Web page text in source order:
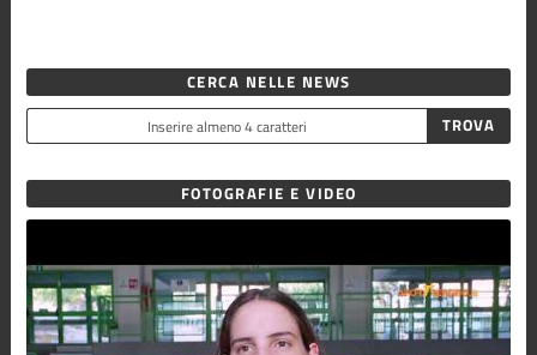
CERCA NELLE NEWS
FOTOGRAFIE E VIDEO